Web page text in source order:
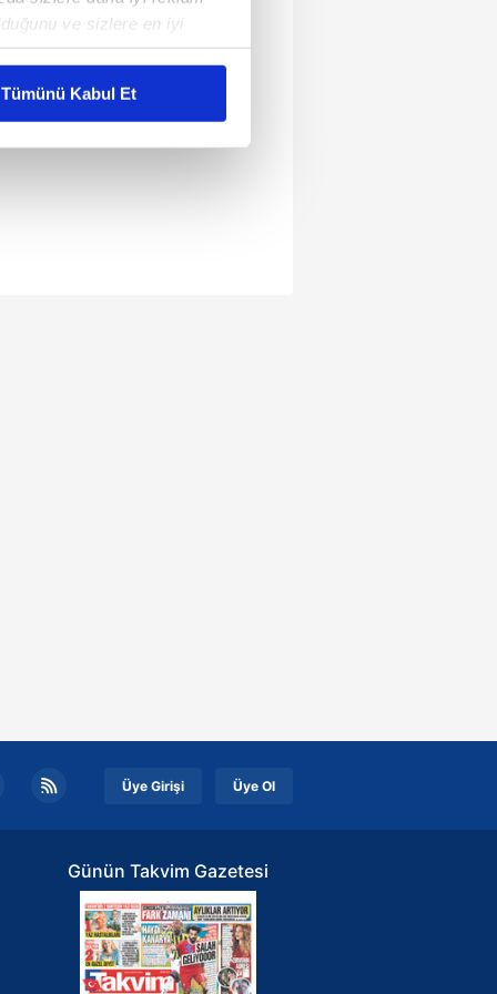
ve sizlere en iyi
karşılamak
kullanılmaktadır. Bu
sunulması
ve sizlere yönelik
ve sitemizde ilgili
Tümünü Kabul Et
Üye Girişi Üye Ol
Günün Takvim Gazetesi